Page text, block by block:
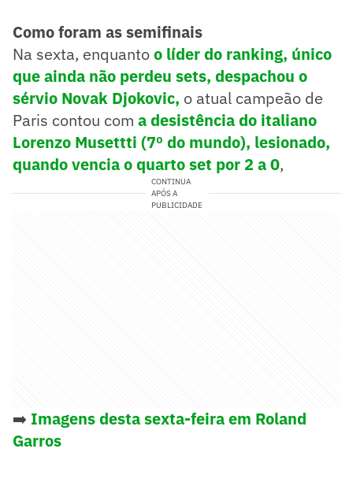
Como foram as semifinais
Na sexta, enquantoo líder do ranking, único
que ainda não perdeu sets, despachou o
sérvio Novak Djokovic, o atual campeão de
Paris contou com a desistência do italiano
Lorenzo Musettti (7º do mundo), lesionado,
quando vencia o quarto set por 2 a 0,
CONTINUA
APÓS A
PUBLICIDADE
➡️ Imagens desta sexta-feira em Roland
Garros